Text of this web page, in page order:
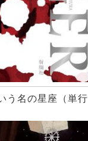
う名の星座（単行